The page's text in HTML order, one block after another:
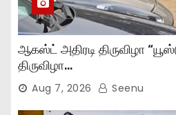
ஆகஸ்ட் அதிரடி திருவிழா
திருவிழா…
Aug 7, 2026 Seenu